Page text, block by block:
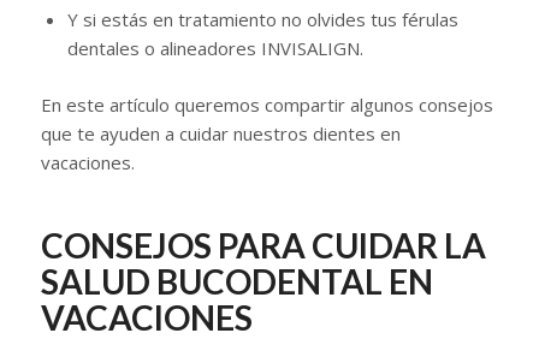
Y si estás en tratamiento no olvides tus férulas
dentales o alineadores INVISALIGN.
En este artículo queremos compartir algunos consejos
que te ayuden a cuidar nuestros dientes en
vacaciones.
CONSEJOS PARA CUIDAR LA
SALUD BUCODENTAL EN
VACACIONES